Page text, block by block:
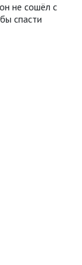
не сошёл с
спасти